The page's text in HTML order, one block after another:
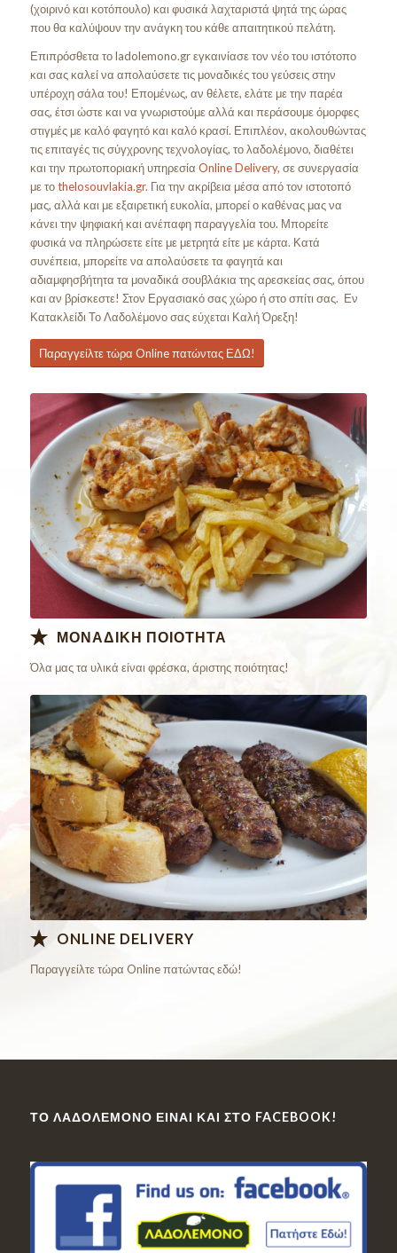
(χοιρινό και κοτόπουλο) και φυσικά λαχταριστά ψητά της ώρας
που θα καλύψουν την ανάγκη του κάθε απαιτητικού πελάτη.
Επιπρόσθετα το ladolemono.gr εγκαινίασε τον νέο του ιστότοπο
και σας καλεί να απολαύσετε τις μοναδικές του γεύσεις στην
υπέροχη σάλα του! Επομένως, αν θέλετε, ελάτε με την παρέα
σας, έτσι ώστε και να γνωριστούμε αλλά και περάσουμε όμορφες
στιγμές με καλό φαγητό και καλό κρασί. Επιπλέον, ακολουθώντας
τις επιταγές τις σύγχρονης τεχνολογίας, το λαδολέμονο, διαθέτει
και την πρωτοποριακή υπηρεσία Online Delivery, σε συνεργασία
με τοthelosouvlakia.gr. Για την ακρίβεια μέσα από τον ιστοτοπό
μας, αλλά και με εξαιρετική ευκολία, μπορεί ο καθένας μας να
κάνει την ψηφιακή και ανέπαφη παραγγελία του. Μπορείτε
φυσικά να πληρώσετε είτε με μετρητά είτε με κάρτα. Κατά
συνέπεια, μπορείτε να απολαύσετε τα φαγητά και
αδιαμφησβήτητα τα μοναδικά σουβλάκια της αρεσκείας σας, όπου
και αν βρίσκεστε! Στον Εργασιακό σας χώρο ή στο σπίτι σας. Εν
Κατακλείδι Το Λαδολέμονο σας εύχεται Καλή Όρεξη!
Παραγγείλτε τώρα Online πατώντας ΕΔΩ!
ΜΟΝΑΔΙΚΗ ΠΟΙΟΤΗΤΑ
Όλα μας τα υλικά είναι φρέσκα, άριστης ποιότητας!
Παράγγειλε
Online Τώρα!!!
ONLINE DELIVERY
Παραγγείλτε τώρα Online πατώντας εδώ!
ΤΟ ΛΑΔΟΛΈΜΟΝΟ ΕΊΝΑΙ ΚΑΙ ΣΤΟ FACEBOOK!